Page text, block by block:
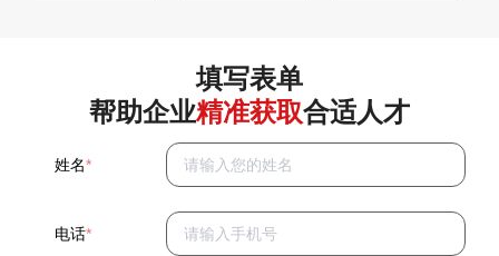
填写表单
帮助企业精准获取合适人才
姓名*
电话*